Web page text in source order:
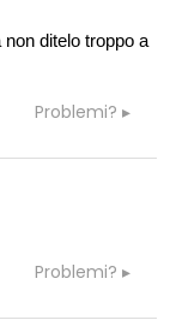
ditelo troppo a
Problemi?
Problemi?